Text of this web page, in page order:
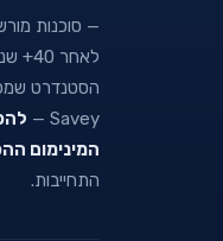
— סוכנות
הסטנדרט
Savey —
המינימום
התחייבות.